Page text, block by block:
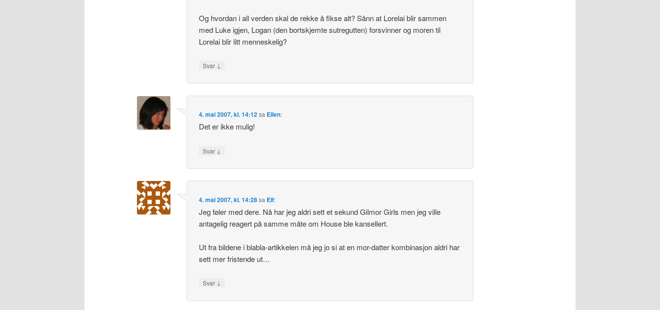
Og hvordan i all verden skal de rekke å fikse alt? Sånn at Lorelai blir sammen
med Luke igjen, Logan (den bortskjemte sutregutten) forsvinner og moren til
Lorelai blir litt menneskelig?
Svar ↓
4. mai 2007, kl. 14:12sa Ellen:
Det er ikke mulig!
Svar ↓
4. mai 2007, kl. 14:28sa Elf:
Jeg føler med dere. Nå har jeg aldri sett et sekund Gilmor Girls men jeg ville
antagelig reagert på samme måte om House ble kansellert.
Ut fra bildene i blabla-artikkelen må jeg jo si at en mor-datter kombinasjon aldri har
sett mer fristende ut…
Svar ↓